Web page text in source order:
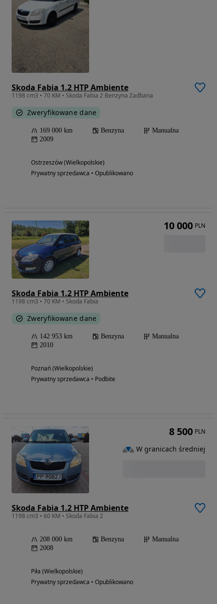
Skoda Fabia 1.2 HTP Ambiente
1198 cm3 • 70 KM • Skoda Fabia 2 Benzyna Zadbana
Zweryfikowane dane
169 000 km Benzyna
Manualna
2009
Ostrzeszów (Wielkopolskie)
Prywatny sprzedawca • Opublikowano
Skoda Fabia 1.2 HTP Ambiente
1198 cm3 • 70 KM • Skoda Fabia
Zweryfikowane dane
142 953 km Benzyna
Manualna
2010
Poznań (Wielkopolskie)
Prywatny sprzedawca • Podbite
10 000 PLN
Skoda Fabia 1.2 HTP Ambiente
1198 cm3 • 60 KM • Skoda Fabia 2
208 000 km Benzyna
Manualna
2008
Piła (Wielkopolskie)
Prywatny sprzedawca • Opublikowano
8 500 PLN
W granicach średniej